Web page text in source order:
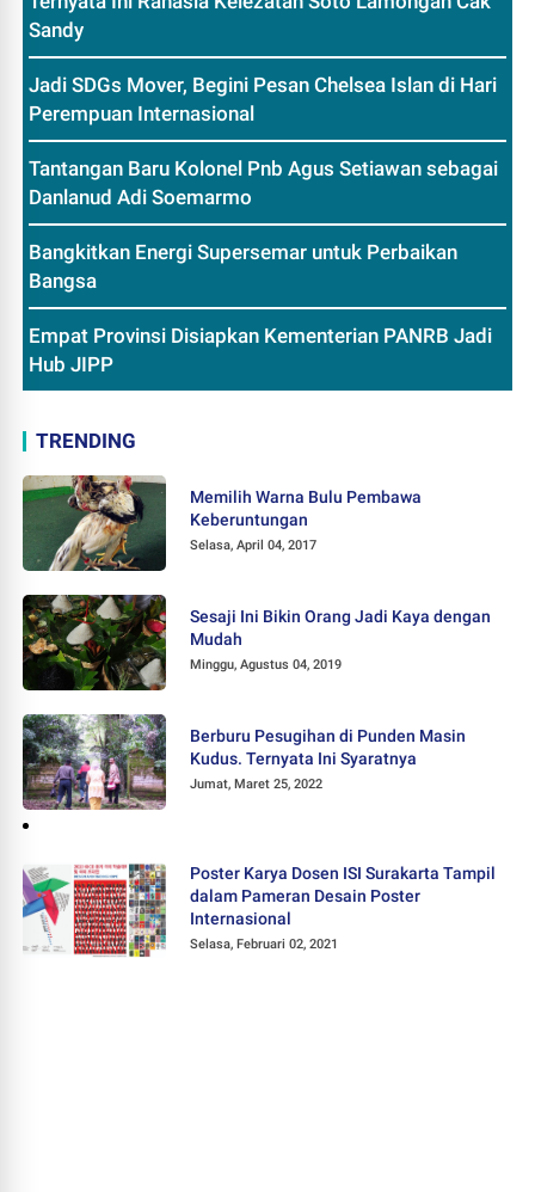
Sandy
Jadi SDGs Mover, Begini Pesan Chelsea Islan di Hari
Perempuan Internasional
Tantangan Baru Kolonel Pnb Agus Setiawan sebagai
Danlanud Adi Soemarmo
Bangkitkan Energi Supersemar untuk Perbaikan
Bangsa
Empat Provinsi Disiapkan Kementerian PANRB Jadi
Hub JIPP
TRENDING
Memilih Warna Bulu Pembawa
Keberuntungan
Selasa, April 04, 2017
Sesaji Ini Bikin Orang Jadi Kaya dengan
Mudah
Minggu, Agustus 04, 2019
Berburu Pesugihan di Punden Masin
Kudus. Ternyata Ini Syaratnya
Jumat, Maret 25, 2022
Poster Karya Dosen ISI Surakarta Tampil
dalam Pameran Desain Poster
Internasional
Selasa, Februari 02, 2021